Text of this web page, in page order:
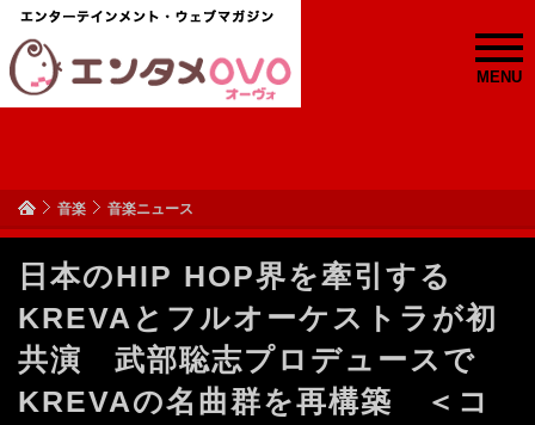
MENU
音楽 音楽ニュース
日本のHIP HOP界を牽引する
KREVAとフルオーケストラが初
共演 武部聡志プロデュースで
KREVAの名曲群を再構築 ＜コ